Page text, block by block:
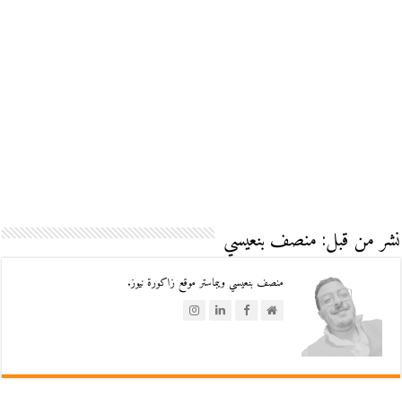
نشر من قبل: منصف بنعيسي
منصف بنعيسي ويبماستر موقع زاكورة نيوز.